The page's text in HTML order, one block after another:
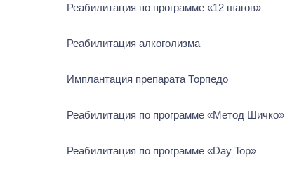
Реабилитация по программе «12 шагов»
Реабилитация алкоголизма
Имплантация препарата Торпедо
Реабилитация по программе «Метод Шичко»
Реабилитация по программе «Day Top»